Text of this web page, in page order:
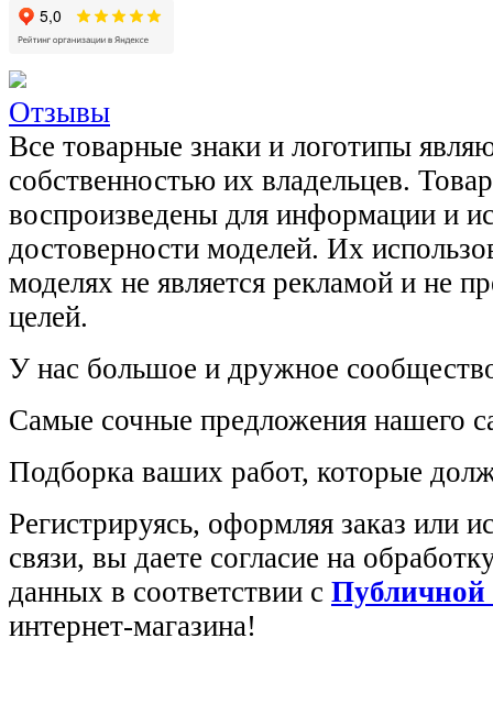
Отзывы
Все товарные знаки и логотипы
собственностью их владельцев.
воспроизведены для информации и
достоверности моделей. Их
моделях не является рекламой и не
целей.
У нас большое и дружное
Самые сочные предложения нашего
Подборка ваших работ, которые
Регистрируясь, оформляя заказ или
связи, вы даете согласие на
данных в соответствии с Публичной
интернет-магазина!